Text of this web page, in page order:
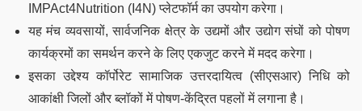
IMPAct4Nutrition (I4N) प्लेटफॉर्म का उपयोग करेगा।
यह मंच व्यवसायों, सार्वजनिक क्षेत्र के उद्यमों और उद्योग संघों को पोषण
कार्यक्रमों का समर्थन करने के लिए एकजुट करने में मदद करेगा।
इसका उद्देश्य कॉर्पोरेट सामाजिक उत्तरदायित्व (सीएसआर) निधि को
आकांक्षी जिलों और ब्लॉकों में पोषण-केंद्रित पहलों में लगाना है।